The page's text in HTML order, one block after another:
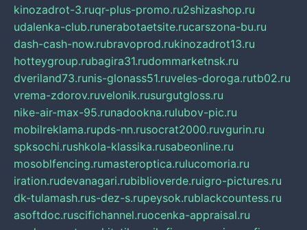
kinozadrot-3.ruqr-plus-promo.ru2shizashop.ru
udalenka-club.runerabotaetsite.rucarszona-bu.ru
dash-cash-now.rubravoprod.rukinozadrot13.ru
hotteygroup.rubagira31.rudommarketnsk.ru
dveriland73.runis-glonass51.ruveles-doroga.rutb02.ru
vrema-zdorov.ruvelonik.rusurgutgloss.ru
nike-air-max-95.runadookna.rulubov-pic.ru
mobilreklama.rupds-nn.rusocrat2000.ruvgurin.ru
spksochi.rushkola-klassika.rusabeonline.ru
mosoblfencing.rumasteroptica.rulucomoria.ru
iration.rudevanagari.rubiblioverde.ruigro-pictures.ru
dk-tulamash.rus-dez-s.rupeysok.rublackcountess.ru
asoftdoc.ruscifichannel.ruocenka-appraisal.ru